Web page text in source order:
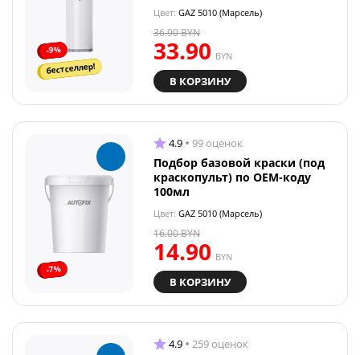
-9%
бестселлер!
Цвет: GAZ 5010 (Марсель)
33.90 BYN
36.90BYN
В КОРЗИНУ
-7%
4.9 99 оценок
Подбор базовой краски (под
краскопульт) по OEM-коду
100мл
Цвет: GAZ 5010 (Марсель)
14.90 BYN
16.00BYN
В КОРЗИНУ
4.9 259 оценок